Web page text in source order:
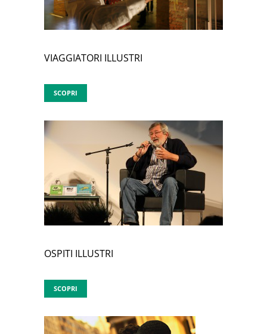
VIAGGIATORI ILLUSTRI
SCOPRI
OSPITI ILLUSTRI
SCOPRI